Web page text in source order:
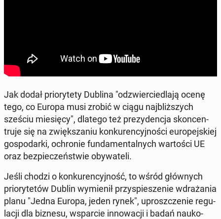
Jak dodał prio­ry­te­ty Dublina "od­zwier­cie­dla­ją ocenę
tego, co Europa musi zrobić w ciągu naj­bliż­szych
sześciu mie­się­cy", dlatego też pre­zy­den­cja skon­cen­
tru­je się na zwięk­sza­niu kon­ku­ren­cyj­no­ści eu­ro­pej­skiej
go­spo­dar­ki, ochro­nie fun­da­men­tal­nych war­to­ści UE
oraz bez­pie­czeń­stwie oby­wa­te­li.
Jeśli chodzi o kon­ku­ren­cyj­ność, to wśród głów­nych
prio­ry­te­tów Dublin wy­mie­nił przy­spie­sze­nie wdra­ża­nia
planu "Jedna Europa, jeden rynek", uprosz­cze­nie re­gu­
la­cji dla biznesu, wspar­cie in­no­wa­cji i badań na­uko­